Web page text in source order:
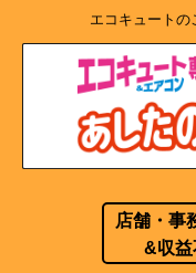
エコキュートの
店舗・事
&収益